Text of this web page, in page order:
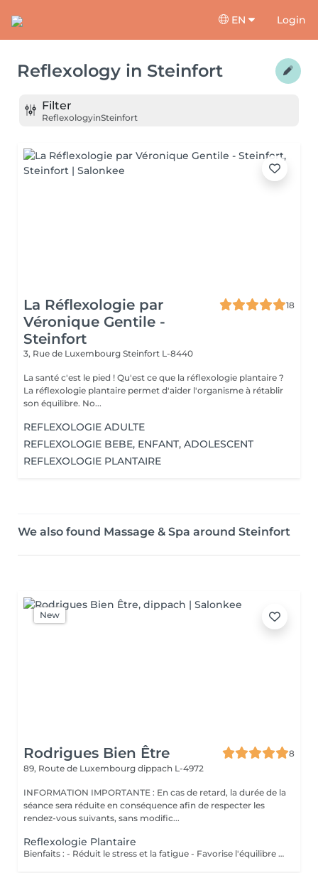
EN Login
Reflexology in Steinfort
Filter
ReflexologyinSteinfort
La Réflexologie par
Véronique Gentile -
Steinfort
18
3, Rue de Luxembourg Steinfort L-8440
La santé c'est le pied ! Qu'est ce que la réflexologie plantaire ?
La réflexologie plantaire permet d'aider l'organisme à rétablir
son équilibre. No...
REFLEXOLOGIE ADULTE
REFLEXOLOGIE BEBE, ENFANT, ADOLESCENT
REFLEXOLOGIE PLANTAIRE
We also found Massage & Spa around Steinfort
New
Rodrigues Bien Être
8
89, Route de Luxembourg dippach L-4972
INFORMATION IMPORTANTE : En cas de retard, la durée de la
séance sera réduite en conséquence afin de respecter les
rendez-vous suivants, sans modific...
Reflexologie Plantaire
Bienfaits : - Réduit le stress et la fatigue - Favorise l'équilibre du corps - Stimule les fonctions naturelles de l'organisme - Améliore le bien-être général